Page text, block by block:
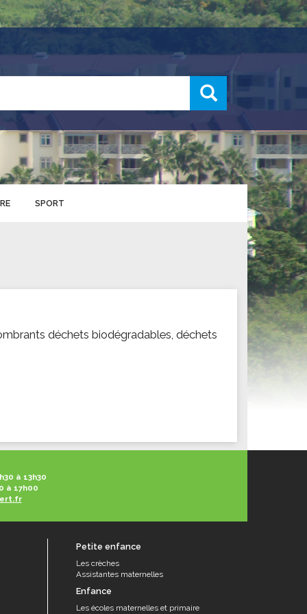
SPORT
déchets biodégradables, déchets
à 13h30
à 17h00
Petite enfance
Les crèches
Assistantes maternelles
Enfance
Les écoles maternelles et primaire